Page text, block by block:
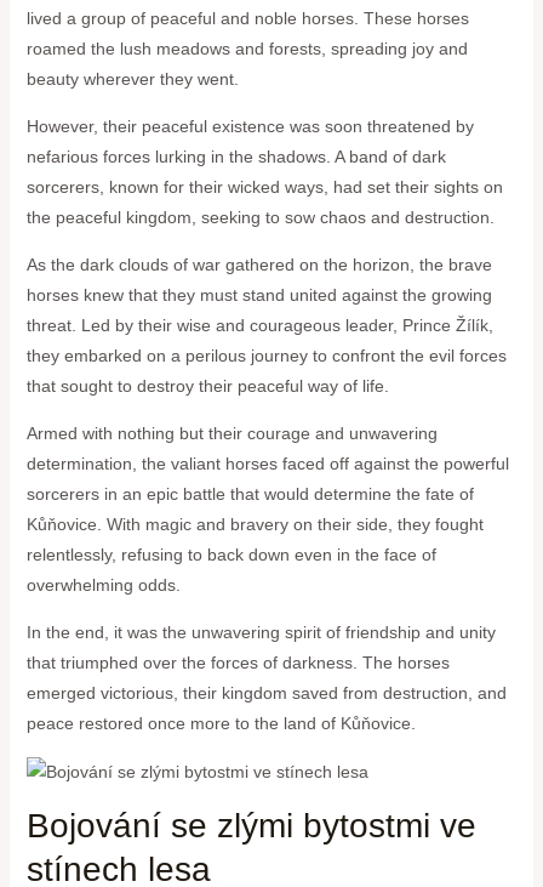
lived a group of peaceful and noble horses. These horses
roamed the lush meadows and forests, spreading joy and
beauty wherever they went.
However, their peaceful existence was soon threatened by
nefarious forces lurking in the shadows. A band of dark
sorcerers, known for their wicked ways, had set their sights on
the peaceful kingdom, seeking to sow chaos and destruction.
As the dark clouds of war gathered on the horizon, the brave
horses knew that they must stand united against the growing
threat. Led by their wise and courageous leader, Prince Žílík,
they embarked on a perilous journey to confront the evil forces
that sought to destroy their peaceful way of life.
Armed with nothing but their courage and unwavering
determination, the valiant horses faced off against the powerful
sorcerers in an epic battle that would determine the fate of
Kůňovice. With magic and bravery on their side, they fought
relentlessly, refusing to back down even in the face of
overwhelming odds.
In the end, it was the unwavering spirit of friendship and unity
that triumphed over the forces of darkness. The horses
emerged victorious, their kingdom saved from destruction, and
peace restored once more to the land of Kůňovice.
Bojování se zlými bytostmi ve
stínech lesa